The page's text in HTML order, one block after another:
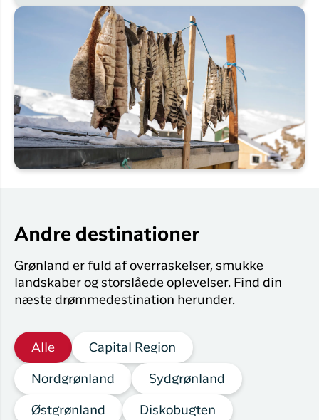
Andre destinationer
Grønland er fuld af overraskelser, smukke
landskaber og storslåede oplevelser. Find din
næste drømmedestination herunder.
Alle Capital Region
Nordgrønland Sydgrønland
Østgrønland Diskobugten